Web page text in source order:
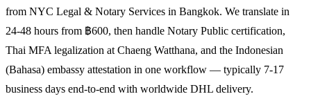
from NYC Legal & Notary Services in Bangkok. We translate in
24-48 hours from ฿600, then handle Notary Public certification,
Thai MFA legalization at Chaeng Watthana, and the Indonesian
(Bahasa) embassy attestation in one workflow — typically 7-17
business days end-to-end with worldwide DHL delivery.